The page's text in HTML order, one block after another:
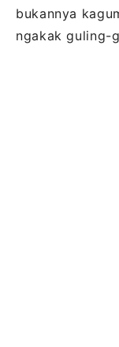
bukannya
ngakak guling-